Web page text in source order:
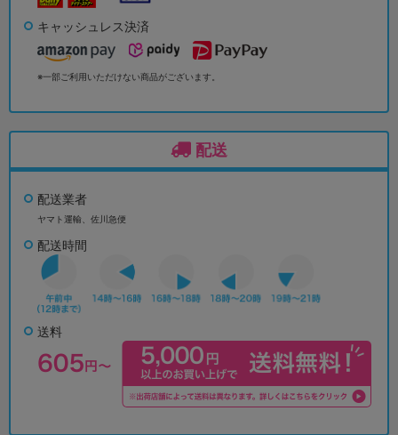
キャッシュレス決済
※一部ご利用いただけない商品がございます。
配送
配送業者
ヤマト運輸、佐川急便
配送時間
送料